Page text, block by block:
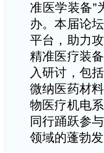
准医学装备”
办。本届论
平台，助力
精准医疗装
入研讨，包
微纳医药材
物医疗机电
同行踊跃参
领域的蓬勃